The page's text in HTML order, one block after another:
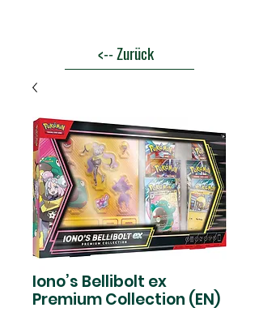
<-- Zurück
Iono’s Bellibolt ex
Premium Collection (EN)